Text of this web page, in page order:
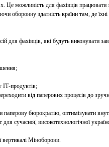
Це можливість для фахівців
оборонну здатність країни там, де їхні
для фахівців, які будуть виконувати
ІТ-продуктів;
від паперових процесів до
бюрократію, оптимізувати
сучасної, високотехнологічної
вертикалі Міноборони.